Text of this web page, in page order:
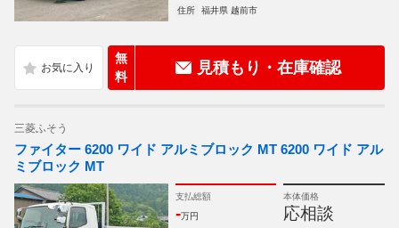
住所
福井県 越前市
無
料
見積もり・在庫確認
三菱ふそう
ファイター 6200 ワイド アルミブロック MT 6200 ワイド アル
ミブロック MT
支払総額
-万円
本体価格
応相談